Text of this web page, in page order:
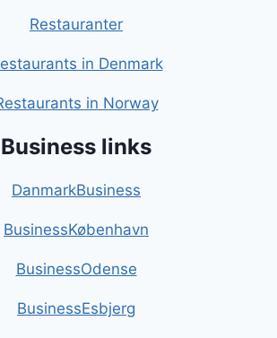
Restauranter
in Denmark
in Norway
Business links
DanmarkBusiness
BusinessKøbenhavn
BusinessOdense
BusinessEsbjerg